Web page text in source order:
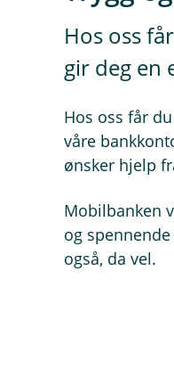
Hos oss
gir deg en
Hos oss får
våre
ønsker hjelp
Mobilbanken
og
også, da vel.